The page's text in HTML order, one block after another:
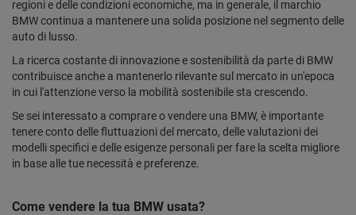
regioni e delle condizioni economiche, ma in generale, il marchio
BMW continua a mantenere una solida posizione nel segmento delle
auto di lusso.
La ricerca costante di innovazione e sostenibilità da parte di BMW
contribuisce anche a mantenerlo rilevante sul mercato in un'epoca
in cui l'attenzione verso la mobilità sostenibile sta crescendo.
Se sei interessato a comprare o vendere una BMW, è importante
tenere conto delle fluttuazioni del mercato, delle valutazioni dei
modelli specifici e delle esigenze personali per fare la scelta migliore
in base alle tue necessità e preferenze.
Come vendere la tua BMW usata?